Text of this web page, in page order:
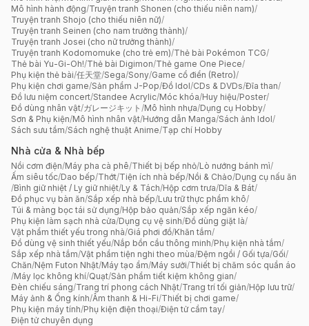
Mô hình hành động/Truyện tranh Shonen (cho thiếu niên nam)/
Truyện tranh Shojo (cho thiếu niên nữ)/
Truyện tranh Seinen (cho nam trưởng thành)/
Truyện tranh Josei (cho nữ trưởng thành)/
Truyện tranh Kodomomuke (cho trẻ em)/Thẻ bài Pokémon TCG/
Thẻ bài Yu-Gi-Oh!/Thẻ bài Digimon/Thẻ game One Piece/
Phụ kiện thẻ bài/任天堂/Sega/Sony/Game cổ điển (Retro)/
Phụ kiện chơi game/Sản phẩm J-Pop/Đồ Idol/CDs & DVDs/Đĩa than/
Đồ lưu niệm concert/Standee Acrylic/Móc khóa/Huy hiệu/Poster/
Đồ dùng nhân vật/ガレージキット /Mô hình nhựa/Dụng cụ Hobby/
Sơn & Phụ kiện/Mô hình nhân vật/Hướng dẫn Manga/Sách ảnh Idol/
Sách sưu tầm/Sách nghệ thuật Anime/Tạp chí Hobby
Nhà cửa & Nhà bếp
Nồi cơm điện/Máy pha cà phê/Thiết bị bếp nhỏ/Lò nướng bánh mì/
Ấm siêu tốc/Dao bếp/Thớt/Tiện ích nhà bếp/Nồi & Chảo/Dụng cụ nấu ăn
/Bình giữ nhiệt / Ly giữ nhiệt/Ly & Tách/Hộp cơm trưa/Dĩa & Bát/
Đồ phục vụ bàn ăn/Sắp xếp nhà bếp/Lưu trữ thực phẩm khô/
Túi & màng bọc tái sử dụng/Hộp bảo quản/Sắp xếp ngăn kéo/
Phụ kiện làm sạch nhà cửa/Dụng cụ vệ sinh/Đồ dùng giặt là/
Vật phẩm thiết yếu trong nhà/Giá phơi đồ/Khăn tắm/
Đồ dùng vệ sinh thiết yếu/Nắp bồn cầu thông minh/Phụ kiện nhà tắm/
Sắp xếp nhà tắm/Vật phẩm tiện nghi theo mùa/Đệm ngồi / Gối tựa/Gối/
Chăn/Nệm Futon Nhật/Máy tạo ẩm/Máy sưởi/Thiết bị chăm sóc quần áo
/Máy lọc không khí/Quạt/Sản phẩm tiết kiệm không gian/
Đèn chiếu sáng/Trang trí phong cách Nhật/Trang trí tối giản/Hộp lưu trữ/
Máy ảnh & Ống kính/Âm thanh & Hi-Fi/Thiết bị chơi game/
Phụ kiện máy tính/Phụ kiện điện thoại/Điện tử cầm tay/
Điện tử chuyên dụng